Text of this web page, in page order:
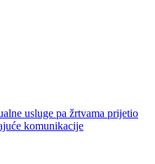
usluge pa žrtvama prijetio
komunikacije